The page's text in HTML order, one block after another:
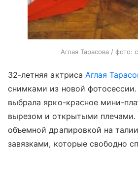
Аглая Тарасова / фото:
32-летняя актриса Аглая
снимками из новой
выбрала ярко-красное мини-
вырезом и открытыми
объемной драпировкой на
завязками, которые свободно